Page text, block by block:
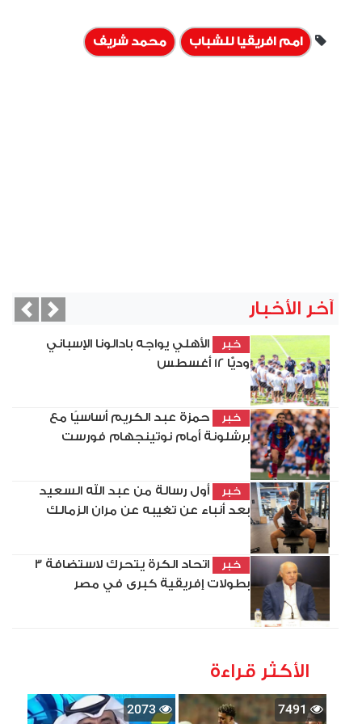
امم افريقيا للشباب محمد شريف
آخر الأخبار
خبر
الأهلي يواجه بادالونا الإسباني
وديًّا 12 أغسطس
خبر
حمزة عبد الكريم أساسيًا مع
برشلونة أمام نوتينجهام فورست
خبر
أول رسالة من عبد الله السعيد
بعد أنباء عن تغيبه عن مران الزمالك
خبر
اتحاد الكرة يتحرك لاستضافة 3
بطولات إفريقية كبرى في مصر
Next
الأكثر قراءة
7491
2073